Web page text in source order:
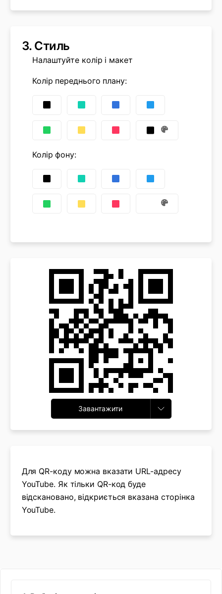
3. Стиль
Налаштуйте колір і макет
Колір переднього плану:
Колір фону:
Завантажити
Для QR-коду можна вказати URL-адресу
YouTube. Як тільки QR-код буде
відскановано, відкриється вказана сторінка
YouTube.